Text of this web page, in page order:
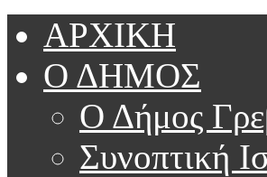
ΑΡΧΙΚΗ
Ο ΔΗΜΟΣ
Ο Δήμος
Συνοπτική